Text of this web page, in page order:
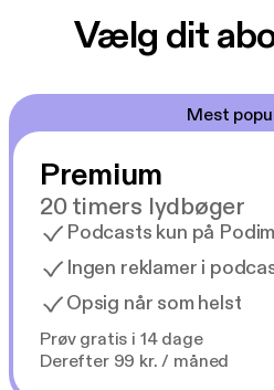
Vælg dit
Mest
Premium
20 timers lydbøger
Podcasts kun på
Ingen reklamer i
Opsig når som helst
Prøv gratis i 14 dage
Derefter 99 kr. / måned